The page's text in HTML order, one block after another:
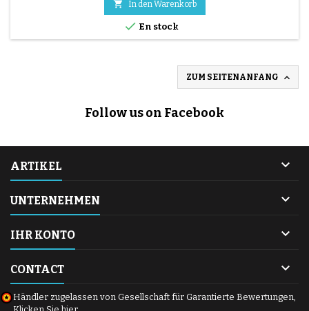
 In den Warenkorb
 En stock
ZUM SEITENANFANG 
Follow us on Facebook
ARTIKEL 
UNTERNEHMEN 
IHR KONTO 
CONTACT 
Händler zugelassen von Gesellschaft für Garantierte Bewertungen,